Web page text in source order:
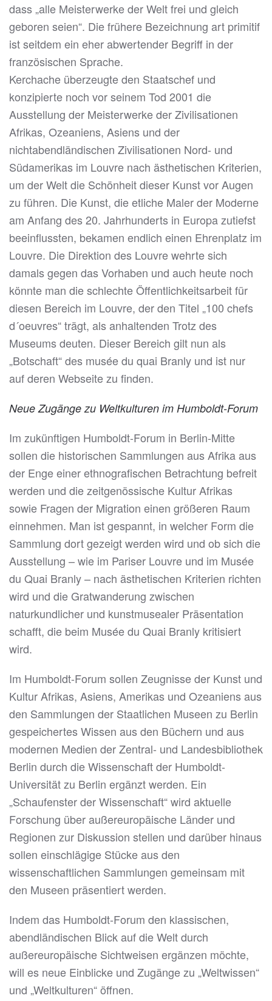
dass „alle Meisterwerke der Welt frei und gleich
geboren seien“. Die frühere Bezeichnung art primitif
ist seitdem ein eher abwertender Begriff in der
französischen Sprache.
Kerchache überzeugte den Staatschef und
konzipierte noch vor seinem Tod 2001 die
Ausstellung der Meisterwerke der Zivilisationen
Afrikas, Ozeaniens, Asiens und der
nichtabendländischen Zivilisationen Nord- und
Südamerikas im Louvre nach ästhetischen Kriterien,
um der Welt die Schönheit dieser Kunst vor Augen
zu führen. Die Kunst, die etliche Maler der Moderne
am Anfang des 20. Jahrhunderts in Europa zutiefst
beeinflussten, bekamen endlich einen Ehrenplatz im
Louvre. Die Direktion des Louvre wehrte sich
damals gegen das Vorhaben und auch heute noch
könnte man die schlechte Öffentlichkeitsarbeit für
diesen Bereich im Louvre, der den Titel „100 chefs
d´oeuvres“ trägt, als anhaltenden Trotz des
Museums deuten. Dieser Bereich gilt nun als
„Botschaft“ des musée du quai Branly und ist nur
auf deren Webseite zu finden.
Neue Zugänge zu Weltkulturen im Humboldt-Forum
Im zukünftigen Humboldt-Forum in Berlin-Mitte
sollen die historischen Sammlungen aus Afrika aus
der Enge einer ethnografischen Betrachtung befreit
werden und die zeitgenössische Kultur Afrikas
sowie Fragen der Migration einen größeren Raum
einnehmen. Man ist gespannt, in welcher Form die
Sammlung dort gezeigt werden wird und ob sich die
Ausstellung – wie im Pariser Louvre und im Musée
du Quai Branly – nach ästhetischen Kriterien richten
wird und die Gratwanderung zwischen
naturkundlicher und kunstmusealer Präsentation
schafft, die beim Musée du Quai Branly kritisiert
wird.
Im Humboldt-Forum sollen Zeugnisse der Kunst und
Kultur Afrikas, Asiens, Amerikas und Ozeaniens aus
den Sammlungen der Staatlichen Museen zu Berlin
gespeichertes Wissen aus den Büchern und aus
modernen Medien der Zentral- und Landesbibliothek
Berlin durch die Wissenschaft der Humboldt-
Universität zu Berlin ergänzt werden. Ein
„Schaufenster der Wissenschaft“ wird aktuelle
Forschung über außereuropäische Länder und
Regionen zur Diskussion stellen und darüber hinaus
sollen einschlägige Stücke aus den
wissenschaftlichen Sammlungen gemeinsam mit
den Museen präsentiert werden.
Indem das Humboldt-Forum den klassischen,
abendländischen Blick auf die Welt durch
außereuropäische Sichtweisen ergänzen möchte,
will es neue Einblicke und Zugänge zu „Weltwissen“
und „Weltkulturen“ öffnen.